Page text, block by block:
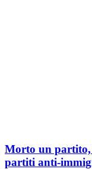
Morto un partito,
partiti anti-